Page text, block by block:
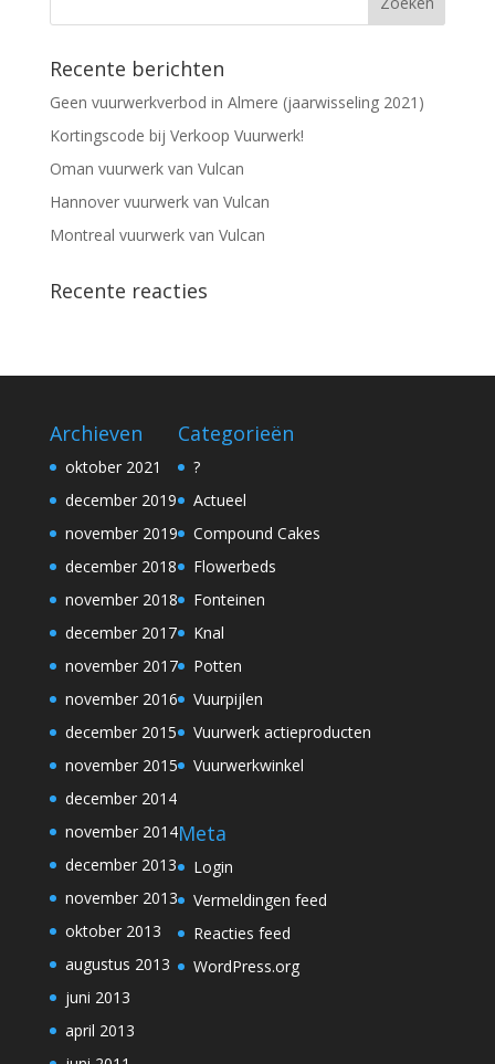
Recente berichten
Geen vuurwerkverbod in Almere (jaarwisseling 2021)
Kortingscode bij Verkoop Vuurwerk!
Oman vuurwerk van Vulcan
Hannover vuurwerk van Vulcan
Montreal vuurwerk van Vulcan
Recente reacties
Archieven
oktober 2021
december 2019
november 2019
december 2018
november 2018
december 2017
november 2017
november 2016
december 2015
november 2015
december 2014
november 2014
december 2013
november 2013
oktober 2013
augustus 2013
juni 2013
april 2013
Categorieën
?
Actueel
Compound Cakes
Flowerbeds
Fonteinen
Knal
Potten
Vuurpijlen
Vuurwerk actieproducten
Vuurwerkwinkel
Meta
Login
Vermeldingen feed
Reacties feed
WordPress.org